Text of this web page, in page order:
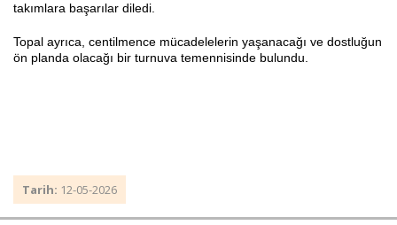
takımlara başarılar diledi.
Topal ayrıca, centilmence mücadelelerin yaşanacağı ve dostluğun
ön planda olacağı bir turnuva temennisinde bulundu.
Tarih: 12-05-2026